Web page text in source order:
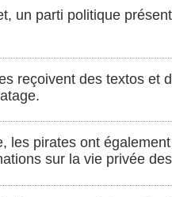
un parti politique
reçoivent des textos et
les pirates ont
sur la vie privée